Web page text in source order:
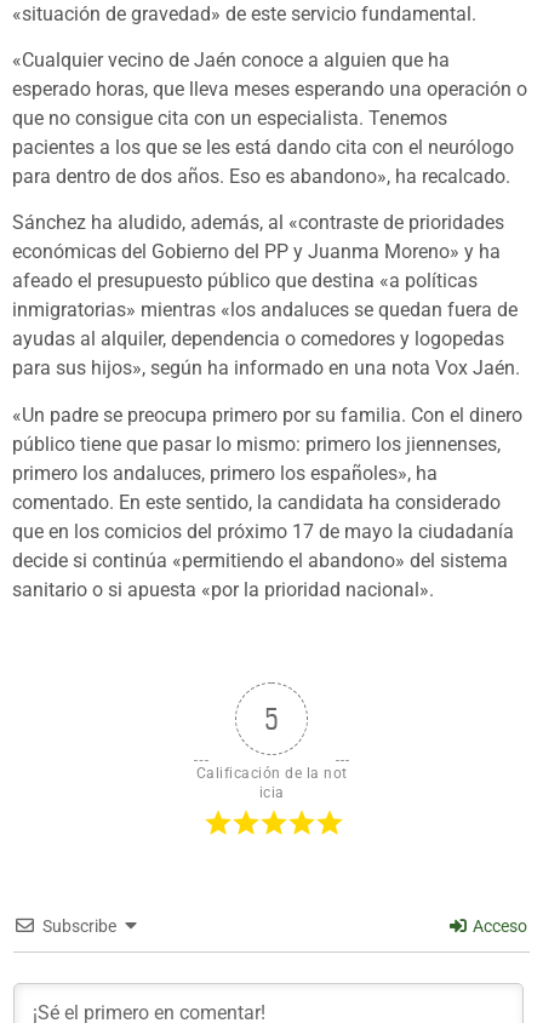
«situación de gravedad» de este servicio fundamental.
«Cualquier vecino de Jaén conoce a alguien que ha
esperado horas, que lleva meses esperando una operación o
que no consigue cita con un especialista. Tenemos
pacientes a los que se les está dando cita con el neurólogo
para dentro de dos años. Eso es abandono», ha recalcado.
Sánchez ha aludido, además, al «contraste de prioridades
económicas del Gobierno del PP y Juanma Moreno» y ha
afeado el presupuesto público que destina «a políticas
inmigratorias» mientras «los andaluces se quedan fuera de
ayudas al alquiler, dependencia o comedores y logopedas
para sus hijos», según ha informado en una nota Vox Jaén.
«Un padre se preocupa primero por su familia. Con el dinero
público tiene que pasar lo mismo: primero los jiennenses,
primero los andaluces, primero los españoles», ha
comentado. En este sentido, la candidata ha considerado
que en los comicios del próximo 17 de mayo la ciudadanía
decide si continúa «permitiendo el abandono» del sistema
sanitario o si apuesta «por la prioridad nacional».
5
Calificación de la not
icia
Subscribe Acceso